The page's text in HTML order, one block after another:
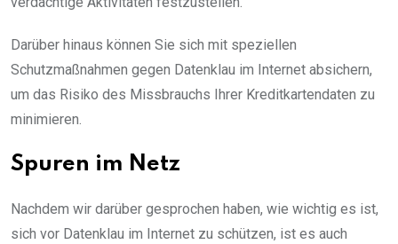
Darüber hinaus können Sie sich mit speziellen
Schutzmaßnahmen gegen Datenklau im Internet absichern,
um das Risiko des Missbrauchs Ihrer Kreditkartendaten zu
minimieren.
Spuren im Netz
Nachdem wir darüber gesprochen haben, wie wichtig es ist,
sich vor Datenklau im Internet zu schützen, ist es auch